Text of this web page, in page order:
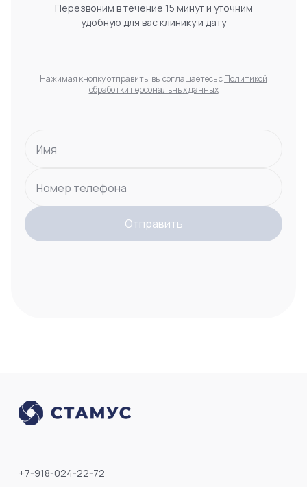
Перезвоним в течение 15 минут и уточним
удобную для вас клинику и дату
Нажимая кнопку отправить, вы соглашаетесь сПолитикой
обработки персональных данных
Имя
Номер телефона
Отправить
+7-918-024-22-72